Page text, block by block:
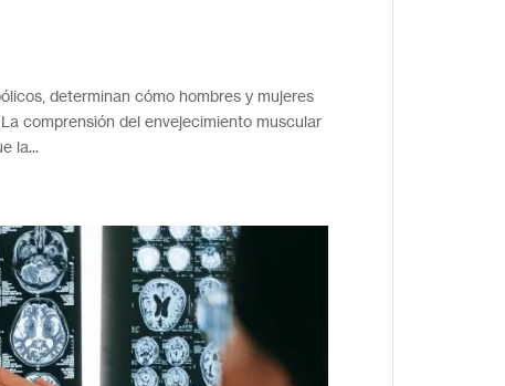
determinan cómo hombres y mujeres
comprensión del envejecimiento muscular
la...